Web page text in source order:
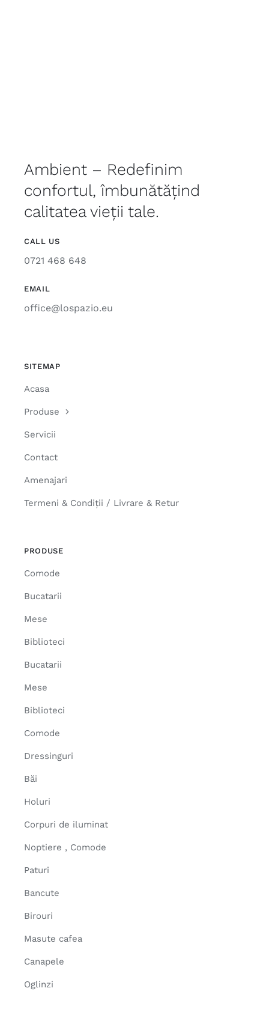
Ambient – Redefinim
confortul, îmbunătățind
calitatea vieții tale.
CALL US
0721 468 648
EMAIL
office@lospazio.eu
SITEMAP
Acasa
Produse
Servicii
Contact
Amenajari
Termeni & Condiții / Livrare & Retur
PRODUSE
Comode
Bucatarii
Mese
Biblioteci
Bucatarii
Mese
Biblioteci
Comode
Dressinguri
Băi
Holuri
Corpuri de iluminat
Noptiere , Comode
Paturi
Bancute
Birouri
Masute cafea
Canapele
Oglinzi